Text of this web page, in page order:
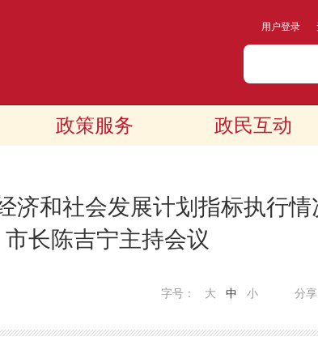
用户登录
政策服务 政民互动
济和社会发展计划指标执行情
长陈吉宁主持会议
分享
字号： 大 中 小